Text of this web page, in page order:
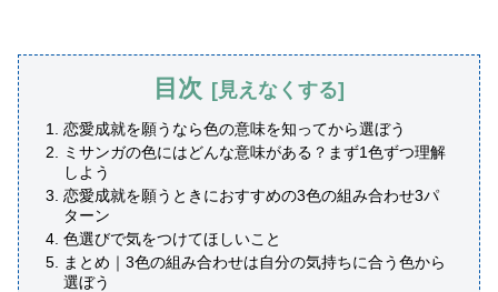
目次
恋愛成就を願うなら色の意味を知ってから選ぼう
ミサンガの色にはどんな意味がある？まず1色ずつ理解
しよう
恋愛成就を願うときにおすすめの3色の組み合わせ3パ
ターン
色選びで気をつけてほしいこと
まとめ｜3色の組み合わせは自分の気持ちに合う色から
選ぼう